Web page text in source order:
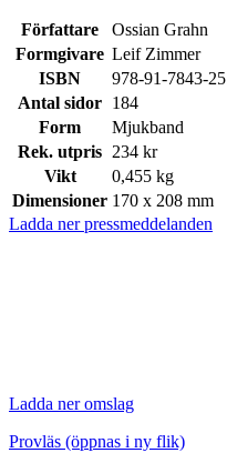
Författare
Ossian Grahn
Formgivare Leif Zimmer
ISBN
978-91-7843-
Antal sidor 184
Form
Mjukband
Rek. utpris 234 kr
Vikt
0,455 kg
Dimensioner 170 x 208 mm
Ladda ner pressmeddelanden
Ladda ner omslag
Provläs (öppnas i ny flik)